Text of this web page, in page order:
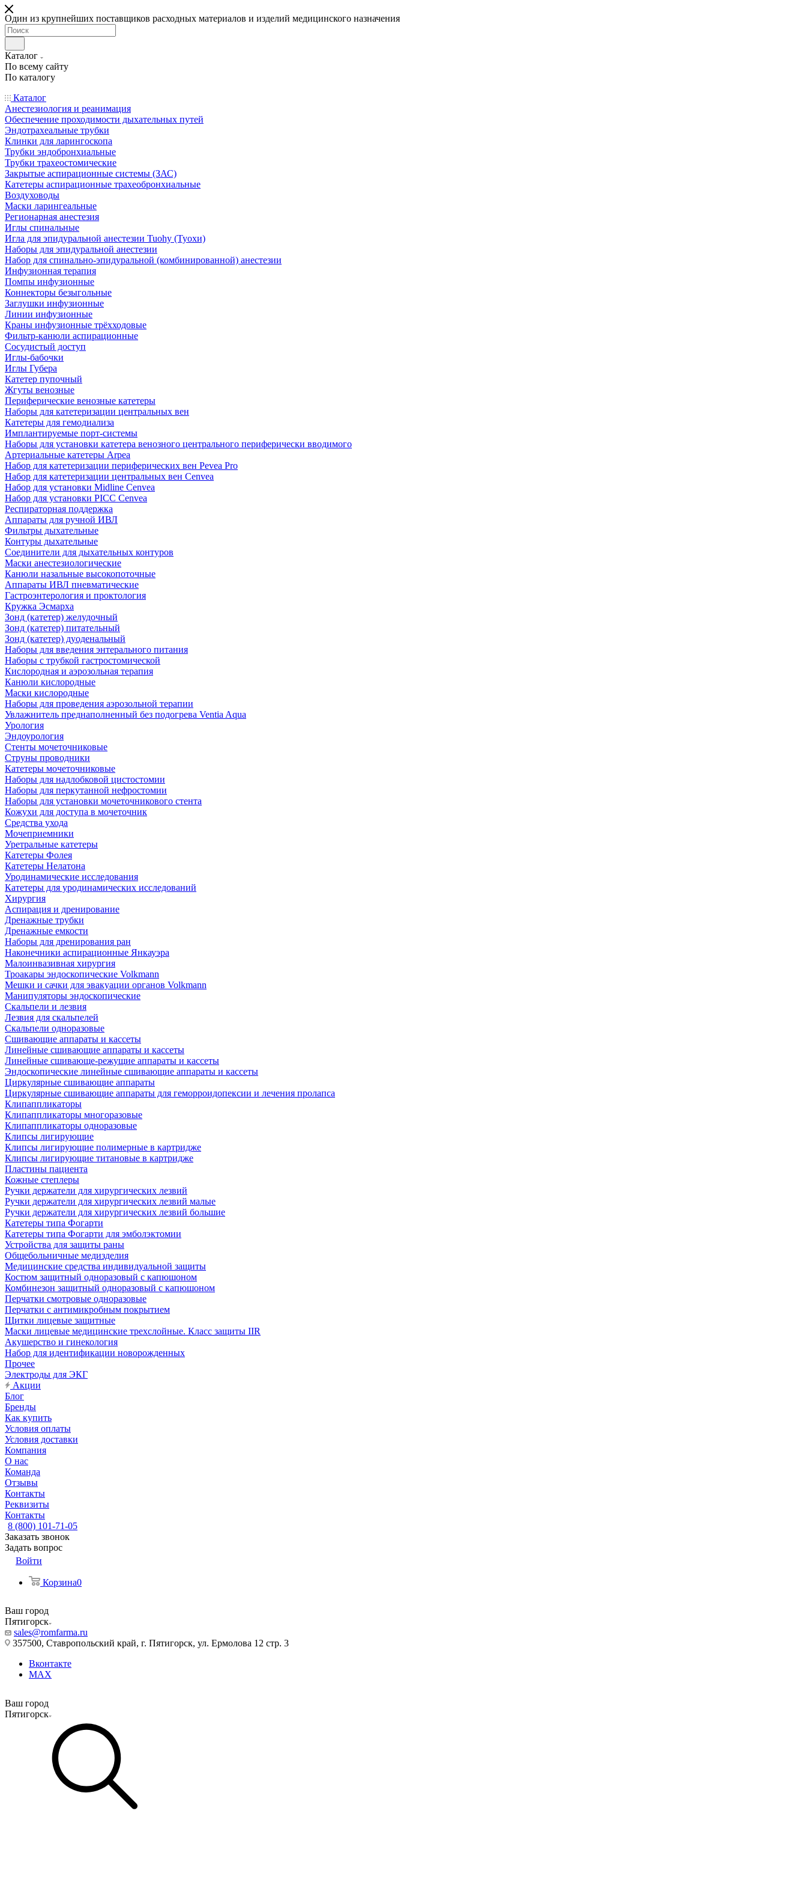
Один из крупнейших поставщиков расходных материалов и изделий медицинского назначения
Каталог
По всему сайту
По каталогу
Каталог
Анестезиология и реанимация
Обеспечение проходимости дыхательных путей
Эндотрахеальные трубки
Клинки для ларингоскопа
Трубки эндобронхиальные
Трубки трахеостомические
Закрытые аспирационные системы (ЗАС)
Катетеры аспирационные трахеобронхиальные
Воздуховоды
Маски ларингеальные
Регионарная анестезия
Иглы спинальные
Игла для эпидуральной анестезии Tuohy (Туохи)
Наборы для эпидуральной анестезии
Набор для спинально-эпидуральной (комбинированной) анестезии
Инфузионная терапия
Помпы инфузионные
Коннекторы безыгольные
Заглушки инфузионные
Линии инфузионные
Краны инфузионные трёхходовые
Фильтр-канюли аспирационные
Сосудистый доступ
Иглы-бабочки
Иглы Губера
Катетер пупочный
Жгуты венозные
Периферические венозные катетеры
Наборы для катетеризации центральных вен
Катетеры для гемодиализа
Имплантируемые порт‑системы
Наборы для установки катетера венозного центрального периферически вводимого
Артериальные катетеры Arpea
Набор для катетеризации периферических вен Pevea Pro
Набор для катетеризации центральных вен Cenvea
Набор для установки Midline Cenvea
Набор для установки PICC Cenvea
Респираторная поддержка
Аппараты для ручной ИВЛ
Фильтры дыхательные
Контуры дыхательные
Соединители для дыхательных контуров
Маски анестезиологические
Канюли назальные высокопоточные
Аппараты ИВЛ пневматические
Гастроэнтерология и проктология
Кружка Эсмарха
Зонд (катетер) желудочный
Зонд (катетер) питательный
Зонд (катетер) дуоденальный
Наборы для введения энтерального питания
Наборы с трубкой гастростомической
Кислородная и аэрозольная терапия
Канюли кислородные
Маски кислородные
Наборы для проведения аэрозольной терапии
Увлажнитель преднаполненный без подогрева Ventia Aqua
Урология
Эндоурология
Стенты мочеточниковые
Струны проводники
Катетеры мочеточниковые
Наборы для надлобковой цистостомии
Наборы для перкутанной нефростомии
Наборы для установки мочеточникового стента
Кожухи для доступа в мочеточник
Средства ухода
Мочеприемники
Уретральные катетеры
Катетеры Фолея
Катетеры Нелатона
Уродинамические исследования
Катетеры для уродинамических исследований
Хирургия
Аспирация и дренирование
Дренажные трубки
Дренажные емкости
Наборы для дренирования ран
Наконечники аспирационные Янкауэра
Малоинвазивная хирургия
Троакары эндоскопические Volkmann
Мешки и сачки для эвакуации органов Volkmann
Манипуляторы эндоскопические
Скальпели и лезвия
Лезвия для скальпелей
Скальпели одноразовые
Сшивающие аппараты и кассеты
Линейные сшивающие аппараты и кассеты
Линейные сшивающе-режущие аппараты и кассеты
Эндоскопические линейные сшивающие аппараты и кассеты
Циркулярные сшивающие аппараты
Циркулярные сшивающие аппараты для геморроидопексии и лечения пролапса
Клипаппликаторы
Клипаппликаторы многоразовые
Клипаппликаторы одноразовые
Клипсы лигирующие
Клипсы лигирующие полимерные в картридже
Клипсы лигирующие титановые в картридже
Пластины пациента
Кожные степлеры
Ручки держатели для хирургических лезвий
Ручки держатели для хирургических лезвий малые
Ручки держатели для хирургических лезвий большие
Катетеры типа Фогарти
Катетеры типа Фогарти для эмболэктомии
Устройства для защиты раны
Общебольничные медизделия
Медицинские средства индивидуальной защиты
Костюм защитный одноразовый с капюшоном
Комбинезон защитный одноразовый с капюшоном
Перчатки смотровые одноразовые
Перчатки с антимикробным покрытием
Щитки лицевые защитные
Маски лицевые медицинские трехслойные. Класс защиты IIR
Акушерство и гинекология
Набор для идентификации новорожденных
Прочее
Электроды для ЭКГ
Акции
Блог
Бренды
Как купить
Условия оплаты
Условия доставки
Компания
О нас
Команда
Отзывы
Контакты
Реквизиты
Контакты
8 (800) 101-71-05
Заказать звонок
Задать вопрос
Войти
Корзина0
Ваш город
Пятигорск
sales@romfarma.ru
357500, Ставропольский край, г. Пятигорск, ул. Ермолова 12 стр. 3
Вконтакте
MAX
Ваш город
Пятигорск